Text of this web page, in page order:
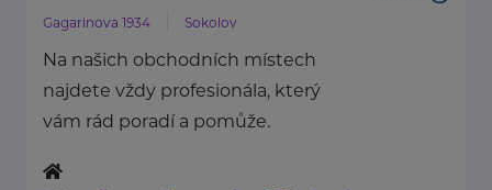
Gagarinova 1934 Sokolov
Na našich obchodních místech
najdete vždy profesionála, který
vám rád poradí a pomůže.